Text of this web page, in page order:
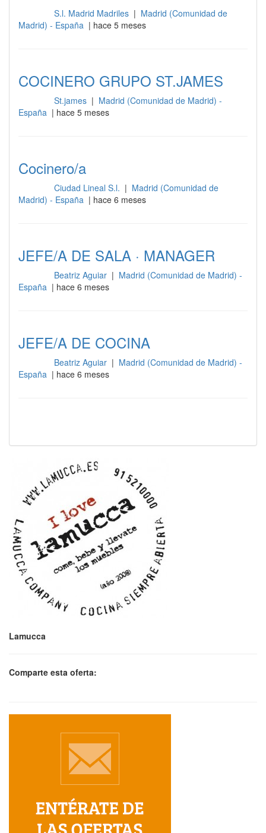
S.l. Madrid Madriles | Madrid (Comunidad de
Madrid) - España | hace 5 meses
COCINERO GRUPO ST.JAMES
St.james | Madrid (Comunidad de Madrid) -
España | hace 5 meses
Cocinero/a
Ciudad Lineal S.l. | Madrid (Comunidad de
Madrid) - España | hace 6 meses
JEFE/A DE SALA · MANAGER
Beatriz Aguiar | Madrid (Comunidad de Madrid) -
España | hace 6 meses
JEFE/A DE COCINA
Beatriz Aguiar | Madrid (Comunidad de Madrid) -
España | hace 6 meses
Lamucca
Comparte esta oferta: